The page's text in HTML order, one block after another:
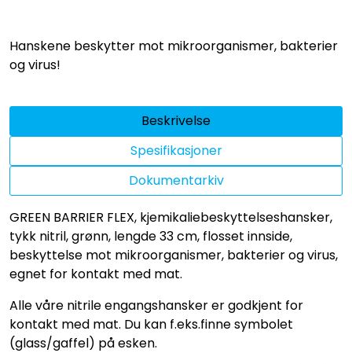
Hanskene beskytter mot mikroorganismer, bakterier
og virus!
Beskrivelse
Spesifikasjoner
Dokumentarkiv
GREEN BARRIER FLEX, kjemikaliebeskyttelseshansker,
tykk nitril, grønn, lengde 33 cm, flosset innside,
beskyttelse mot mikroorganismer, bakterier og virus,
egnet for kontakt med mat.
Alle våre nitrile engangshansker er godkjent for
kontakt med mat. Du kan f.eks.finne symbolet
(glass/gaffel) på esken.